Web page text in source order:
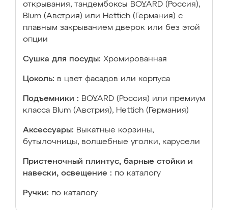
открывания, тандембоксы BOYARD (Россия),
Blum (Австрия) или Hettich (Германия) с
плавным закрыванием дверок или без этой
опции
Сушка для посуды: Хромированная
Цоколь: в цвет фасадов или корпуса
Подъемники : BOYARD (Россия) или премиум
класса Blum (Австрия), Hettich (Германия)
Аксессуары: Выкатные корзины,
бутылочницы, волшебные уголки, карусели
Пристеночный плинтус, барные стойки и
навески, освещение : по каталогу
Ручки: по каталогу